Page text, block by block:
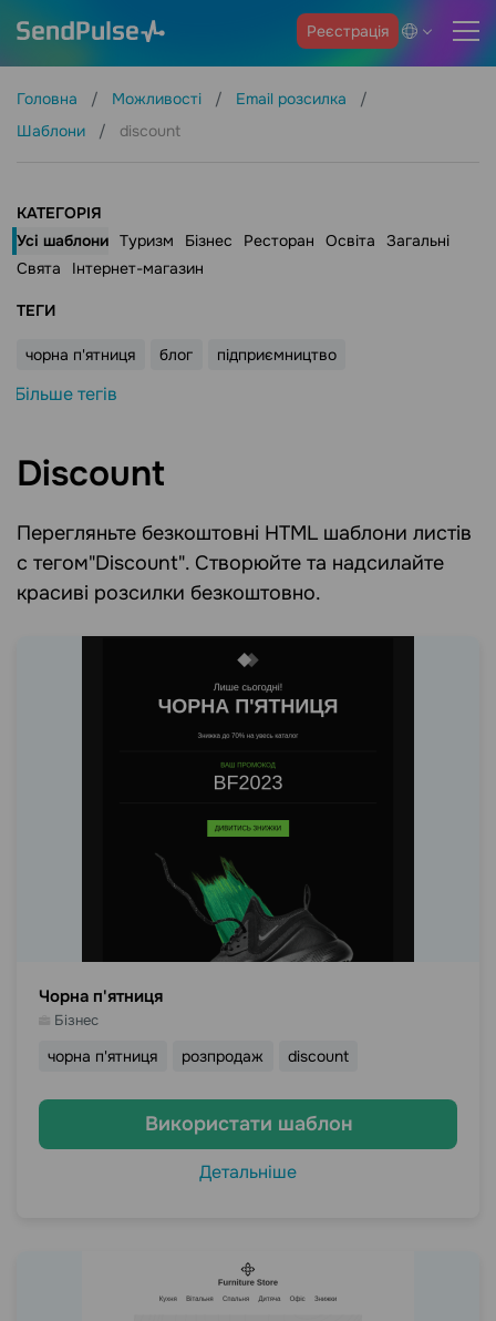
Реєстрація
Головна Можливості
Email розсилка
Шаблони
discount
КАТЕГОРІЯ
Усі шаблони Туризм Бізнес Ресторан Освіта
Загальні
Свята
Інтернет-магазин
ТЕГИ
чорна п'ятниця блог підприємництво
Більше тегів
Discount
Перегляньте безкоштовні HTML шаблони листів
c тегом"Discount". Створюйте та надсилайте
красиві розсилки безкоштовно.
Чорна п'ятниця
Бізнес
чорна п'ятниця розпродаж discount
Використати шаблон
Детальніше